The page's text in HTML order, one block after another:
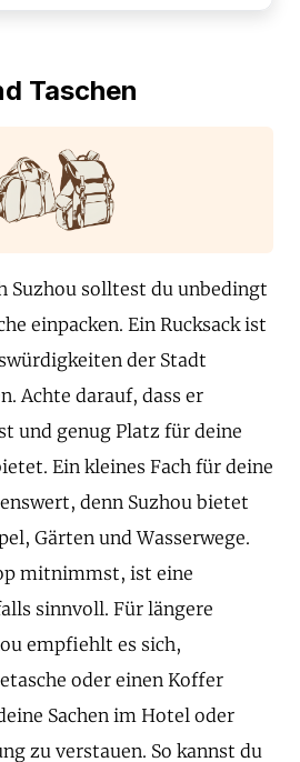
Taschen
Suzhou solltest du unbedingt
einpacken. Ein Rucksack ist
der Stadt
Achte darauf, dass er
und genug Platz für deine
Ein kleines Fach für deine
denn Suzhou bietet
Gärten und Wasserwege.
mitnimmst, ist eine
sinnvoll. Für längere
empfiehlt es sich,
oder einen Koffer
Sachen im Hotel oder
zu verstauen. So kannst du